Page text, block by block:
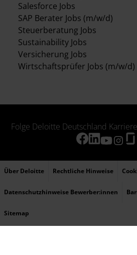
Salesforce Jobs
SAP Berater Jobs (m/w/d)
Steuerberatung Jobs
Sustainability Jobs
Versicherung Jobs
Wirtschaftsprüfer Jobs (m/w/d)
Folge Deloitte Deutschland
Über Deloitte Rechtliche Hinweise
Datenschutzhinweise Bewerber:innen
Sitemap